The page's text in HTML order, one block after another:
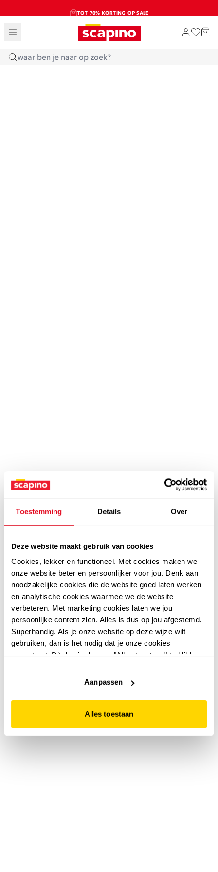
Toestemming Details Over
Deze website maakt gebruik van cookies
Cookies, lekker en functioneel. Met cookies maken we
onze website beter en persoonlijker voor jou. Denk aan
noodzakelijke cookies die de website goed laten werken
en analytische cookies waarmee we de website
verbeteren. Met marketing cookies laten we jou
persoonlijke content zien. Alles is dus op jou afgestemd.
Superhandig. Als je onze website op deze wijze wilt
gebruiken, dan is het nodig dat je onze cookies
accepteert. Dit doe je door op "Alles toestaan" te klikken.
website niet optimaal functioneert.
Aanpassen
Alles toestaan
SALE: LAATSTE KANS!
SHOP NIEUW
Home